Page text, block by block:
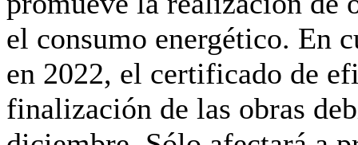
el consumo energético. En
en 2022, el certificado de
finalización de las obras